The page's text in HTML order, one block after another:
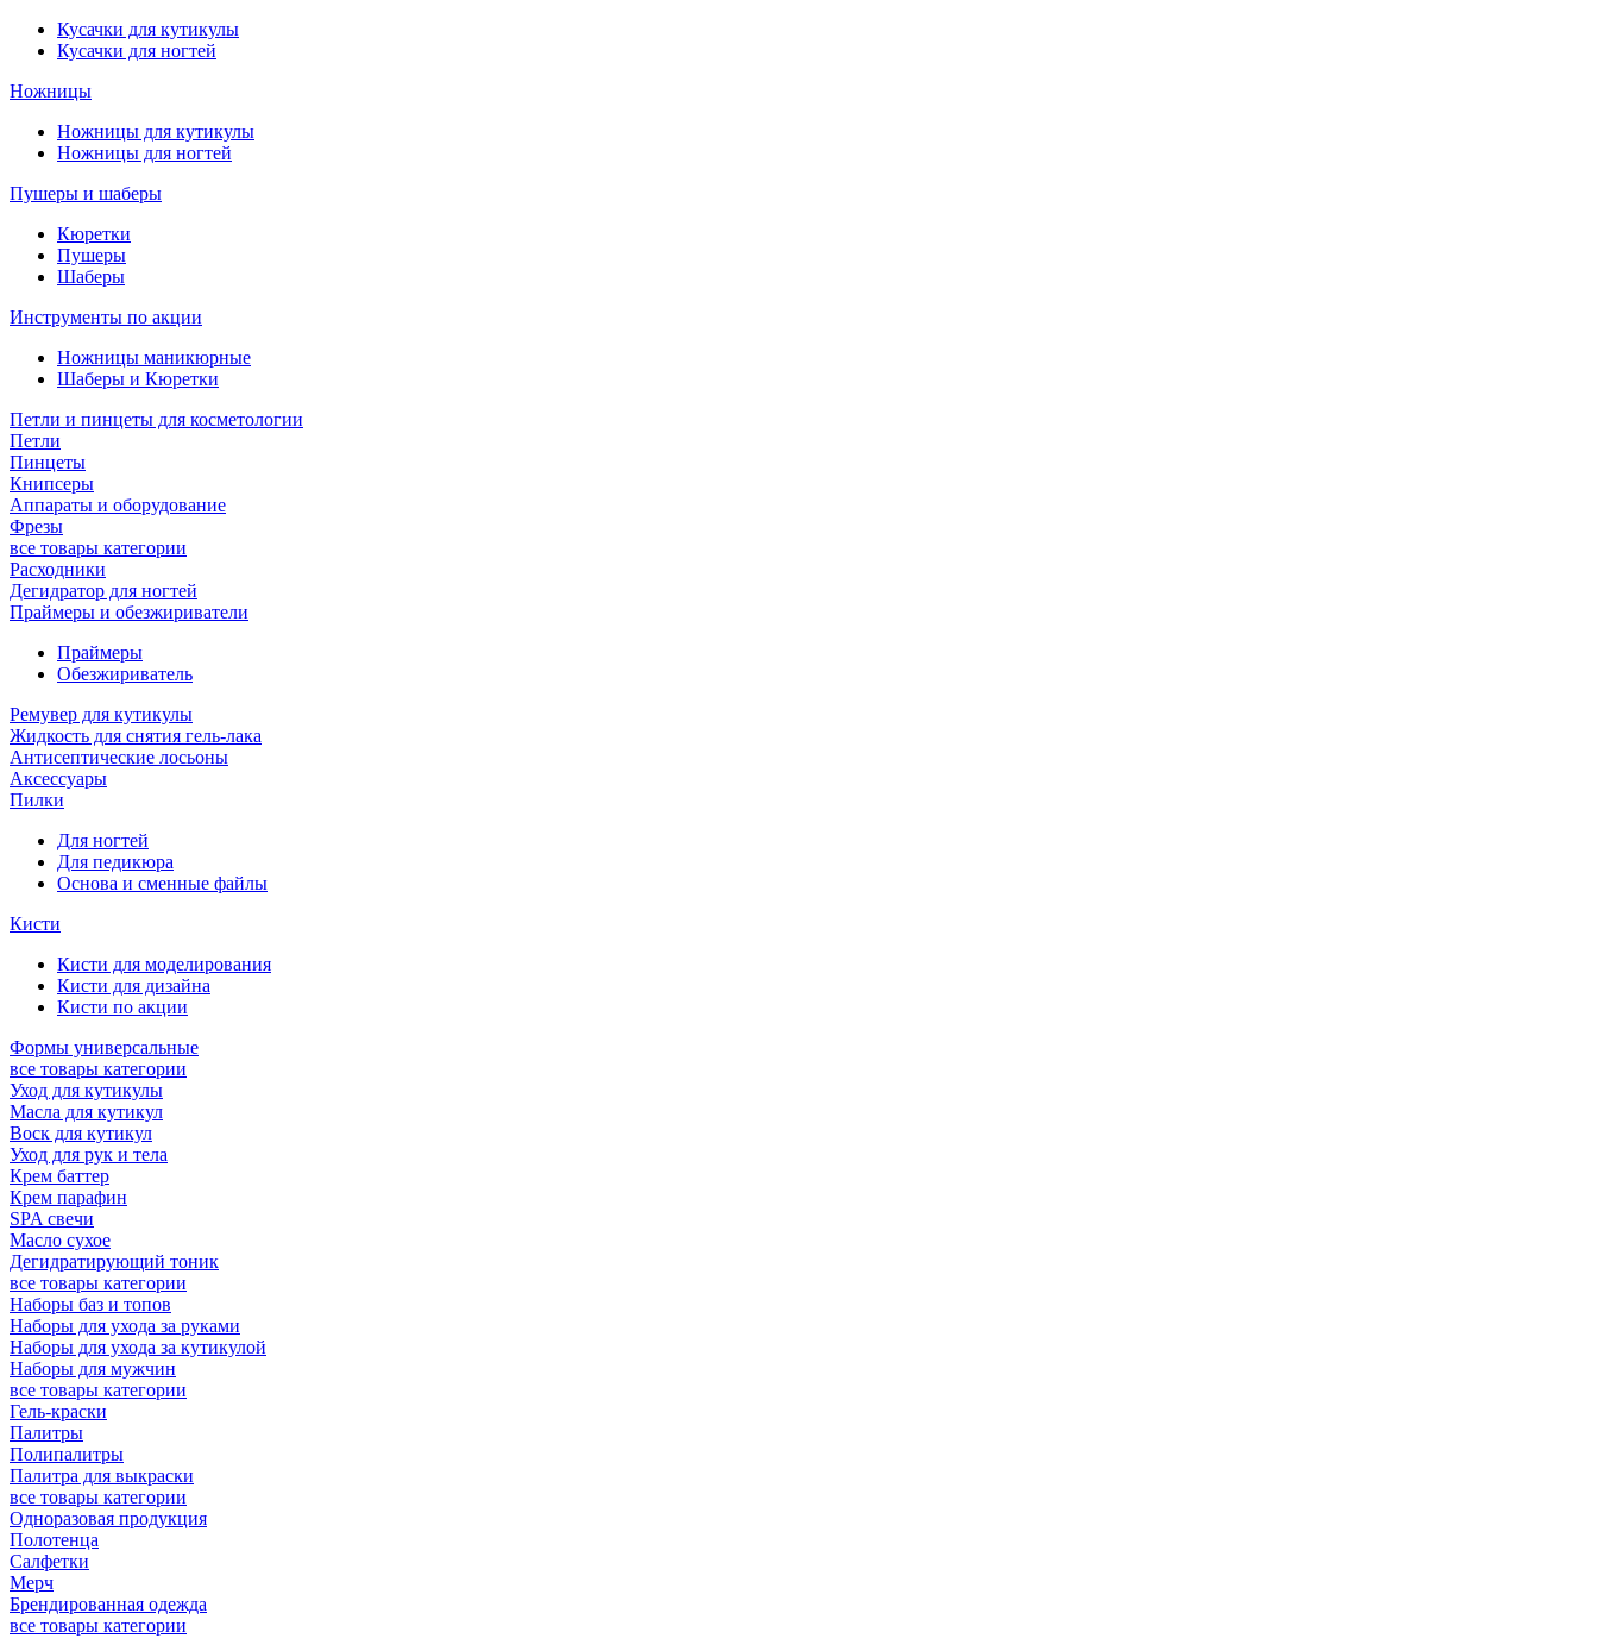
Кусачки для кутикулы
Кусачки для ногтей
Ножницы
Ножницы для кутикулы
Ножницы для ногтей
Пушеры и шаберы
Кюретки
Пушеры
Шаберы
Инструменты по акции
Ножницы маникюрные
Шаберы и Кюретки
Петли и пинцеты для косметологии
Петли
Пинцеты
Книпсеры
Аппараты и оборудование
Фрезы
все товары категории
Расходники
Дегидратор для ногтей
Праймеры и обезжириватели
Праймеры
Обезжириватель
Ремувер для кутикулы
Жидкость для снятия гель-лака
Антисептические лосьоны
Аксессуары
Пилки
Для ногтей
Для педикюра
Основа и сменные файлы
Кисти
Кисти для моделирования
Кисти для дизайна
Кисти по акции
Формы универсальные
все товары категории
Уход для кутикулы
Масла для кутикул
Воск для кутикул
Уход для рук и тела
Крем баттер
Крем парафин
SPA свечи
Масло сухое
Дегидратирующий тоник
все товары категории
Наборы баз и топов
Наборы для ухода за руками
Наборы для ухода за кутикулой
Наборы для мужчин
все товары категории
Гель-краски
Палитры
Полипалитры
Палитра для выкраски
все товары категории
Одноразовая продукция
Полотенца
Салфетки
Мерч
Брендированная одежда
все товары категории